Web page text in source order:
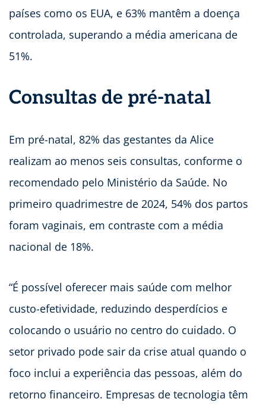
países como os EUA, e 63% mantêm a doença
controlada, superando a média americana de
51%.
Consultas de pré-natal
Em pré-natal, 82% das gestantes da Alice
realizam ao menos seis consultas, conforme o
recomendado pelo Ministério da Saúde. No
primeiro quadrimestre de 2024, 54% dos partos
foram vaginais, em contraste com a média
nacional de 18%.
“É possível oferecer mais saúde com melhor
custo-efetividade, reduzindo desperdícios e
colocando o usuário no centro do cuidado. O
setor privado pode sair da crise atual quando o
foco inclui a experiência das pessoas, além do
retorno financeiro. Empresas de tecnologia têm